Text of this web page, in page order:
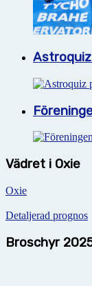
Vädret i Oxie
Oxie
Detaljerad prognos
Broschyr